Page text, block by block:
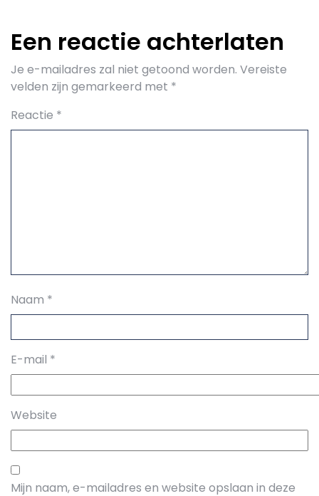
Een reactie achterlaten
Je e-mailadres zal niet getoond worden. Vereiste
velden zijn gemarkeerd met *
Reactie *
Naam *
E-mail *
Website
Mijn naam, e-mailadres en website opslaan in deze